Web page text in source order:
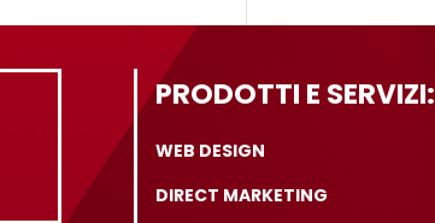
PRODOTTI E SERVIZI:
WEB DESIGN
DIRECT MARKETING